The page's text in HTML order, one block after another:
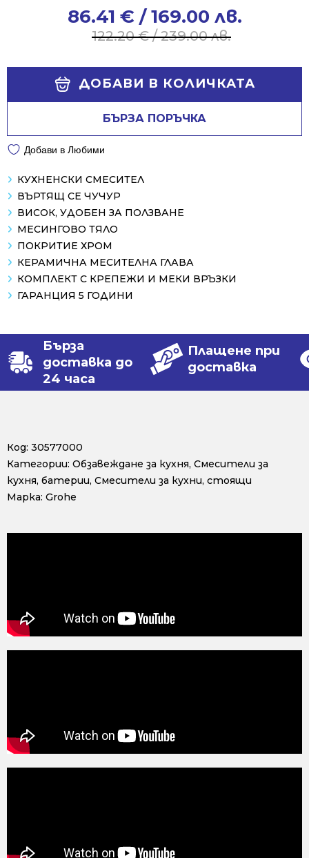
122.20€/ 239.00 лв.
122.20 €
86.41 € / 169.00 лв.
86.41 €
ДОБАВИ В КОЛИЧКАТА
БЪРЗА ПОРЪЧКА
Добави в Любими
КУХНЕНСКИ СМЕСИТЕЛ
ВЪРТЯЩ СЕ ЧУЧУР
ВИСОК, УДОБЕН ЗА ПОЛЗВАНЕ
МЕСИНГОВО ТЯЛО
ПОКРИТИЕ ХРОМ
КЕРАМИЧНА МЕСИТЕЛНА ГЛАВА
КОМПЛЕКТ С КРЕПЕЖИ И МЕКИ ВРЪЗКИ
ГАРАНЦИЯ 5 ГОДИНИ
Бърза
доставка до
24 часа
Плащене при
доставка
Код: 30577000
Категории: Обзавеждане за кухня, Смесители за
кухня, батерии, Смесители за кухни, стоящи
Марка: Grohe